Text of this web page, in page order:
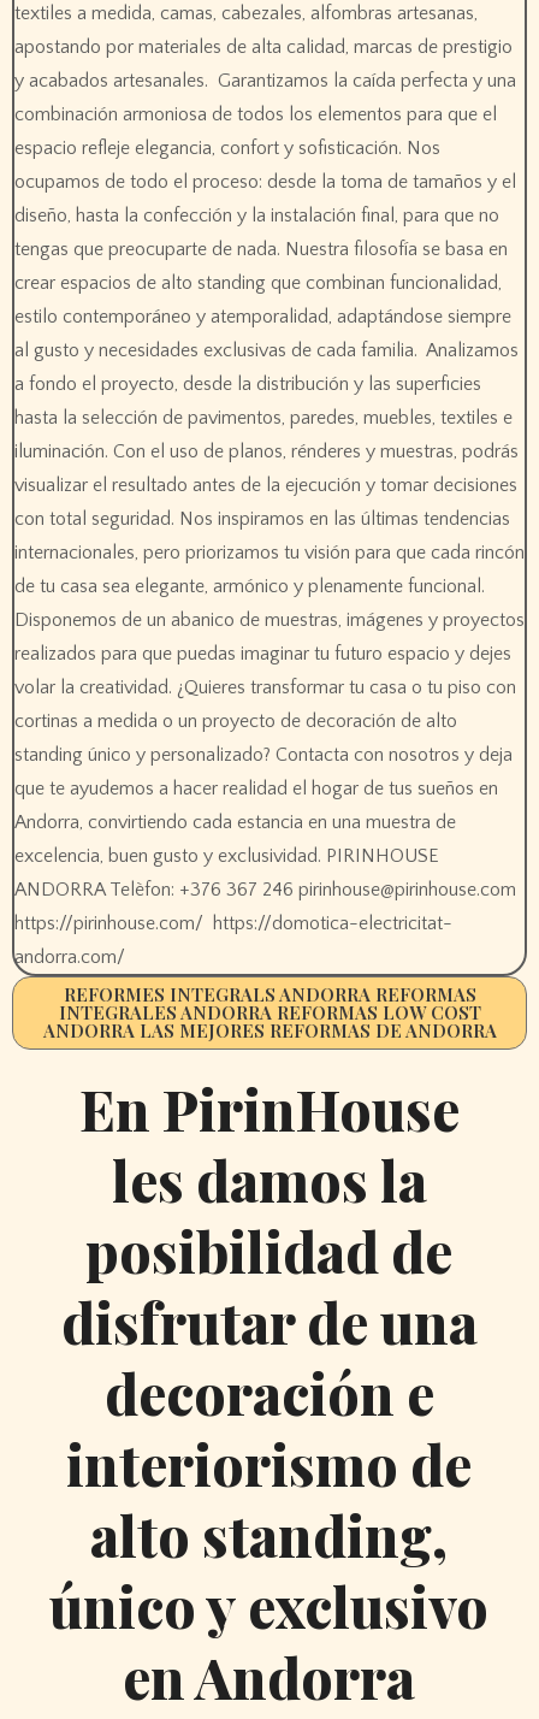
REFORMES INTEGRALS ANDORRA REFORMAS
INTEGRALES ANDORRA REFORMAS LOW COST
ANDORRA LAS MEJORES REFORMAS DE ANDORRA
En PirinHouse
les damos la
posibilidad de
disfrutar de una
decoración e
interiorismo de
alto standing,
único y exclusivo
en Andorra